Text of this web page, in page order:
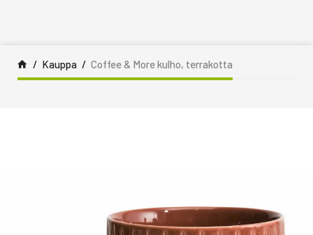
Kauppa Coffee & More kulho, terrakotta